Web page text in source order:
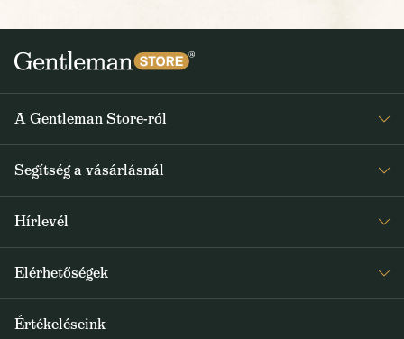
A Gentleman Store-ról
Rólunk
Journal
Segítség a vásárlásnál
Általános Szerződési Feltételek
Hírlevél
a speciális kínálatokról
Elérhetőségek
Értékeléseink